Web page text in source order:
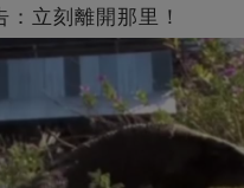
立刻離開那里！